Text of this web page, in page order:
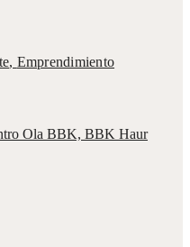
, Emprendimiento
Ola BBK, BBK Haur